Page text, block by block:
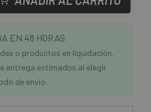
EN 48 HORAS
o productos en liquidación.
entrega estimados al elegir
de envío.